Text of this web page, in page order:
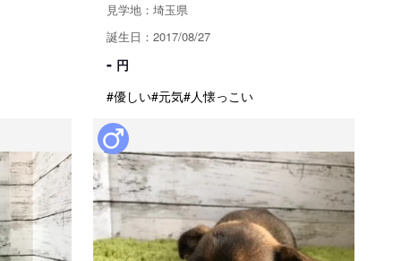
死した場合、全額当店負担で同等・同犬種の子犬を提供
病死した場合、販売価格の２分の１のご負担で、同等・
にご一報ください。
療費の保証及び金銭による保証はされません。販売者は保
調査権を有し、不正請求の事実が判明した時は代支給した
ために要した経費を飼育者に対し請求できるものとしま
されます。
く死亡
見学地：埼玉県
誕生日：2017/08/27
- 円
#優しい#元気#人懐っこい